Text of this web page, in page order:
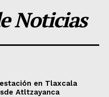
Noticias
en Tlaxcala
Atltzayanca